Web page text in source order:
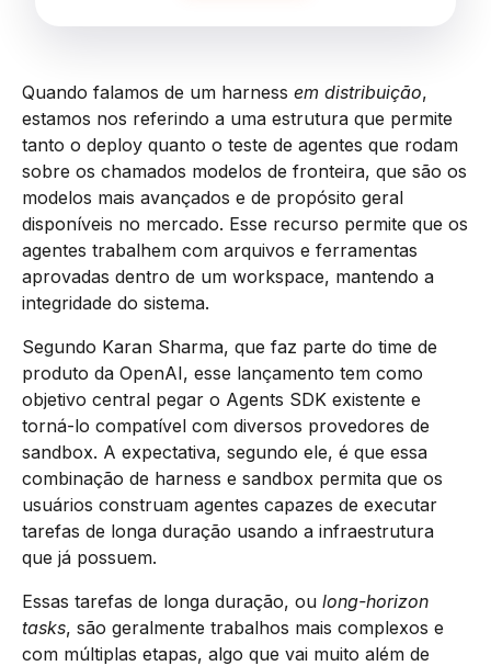
Quando falamos de um harness em distribuição,
estamos nos referindo a uma estrutura que permite
tanto o deploy quanto o teste de agentes que rodam
sobre os chamados modelos de fronteira, que são os
modelos mais avançados e de propósito geral
disponíveis no mercado. Esse recurso permite que os
agentes trabalhem com arquivos e ferramentas
aprovadas dentro de um workspace, mantendo a
integridade do sistema.
Segundo Karan Sharma, que faz parte do time de
produto da OpenAI, esse lançamento tem como
objetivo central pegar o Agents SDK existente e
torná-lo compatível com diversos provedores de
sandbox. A expectativa, segundo ele, é que essa
combinação de harness e sandbox permita que os
usuários construam agentes capazes de executar
tarefas de longa duração usando a infraestrutura
que já possuem.
Essas tarefas de longa duração, ou long-horizon
tasks, são geralmente trabalhos mais complexos e
com múltiplas etapas, algo que vai muito além de